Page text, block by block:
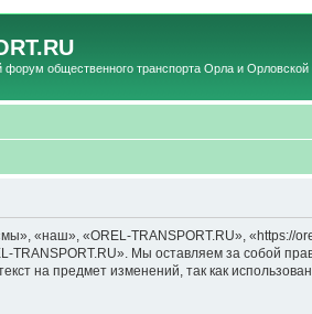
общественного транспорта Орла и Орловской
«наш», «OREL-TRANSPORT.RU», «https://
Мы оставляем за собой
на предмет изменений, так как